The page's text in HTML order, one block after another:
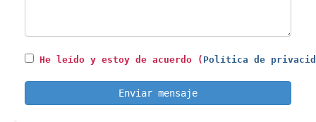
He leído y estoy de acuerdo ( Política de
Enviar mensaje